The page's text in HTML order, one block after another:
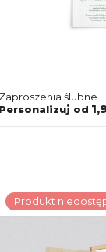
Zaproszenia ślubne
Motyw 3
Personalizuj od
Produkt